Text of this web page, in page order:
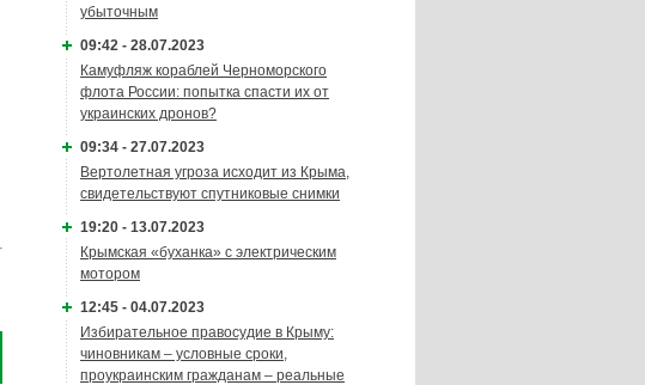
убыточным
09:42 - 28.07.2023
Камуфляж кораблей Черноморского
флота России: попытка спасти их от
украинских дронов?
09:34 - 27.07.2023
Вертолетная угроза исходит из Крыма,
свидетельствуют спутниковые снимки
19:20 - 13.07.2023
Крымская «буханка» с электрическим
мотором
12:45 - 04.07.2023
Избирательное правосудие в Крыму:
чиновникам – условные сроки,
проукраинским гражданам – реальные